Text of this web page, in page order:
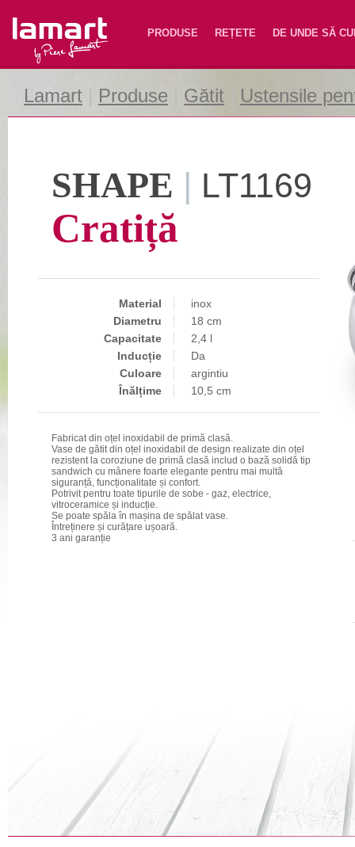
Lamart PRODUSE REȚETE DE UNDE SĂ
Lamart Produse Gătit Ustensile
SHAPE | LT1169
Cratiță
Material
inox
Diametru
18 cm
Capacitate
2,4 l
Inducție
Da
Culoare
argintiu
Înălțime
10,5 cm
Fabricat din oțel inoxidabil de primă clasă.
Vase de gătit din oțel inoxidabil de design realizate din oțel
rezistent la coroziune de primă clasă includ o bază solidă tip
sandwich cu mânere foarte elegante pentru mai multă
siguranță, funcționalitate și confort.
Potrivit pentru toate tipurile de sobe - gaz, electrice,
vitroceramice și inducție.
Se poate spăla în mașina de spălat vase.
Întreținere și curățare ușoară.
3 ani garanție